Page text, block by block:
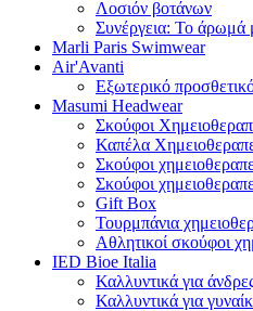
Λοσιόν βοτάνων
Συνέργεια: Το άρωμά
Marli Paris Swimwear
Air'Avanti
Εξωτερικό
Masumi Headwear
Σκούφοι
Καπέλα
Σκούφοι
Σκούφοι
Gift Box
Τουρμπάνια
Αθλητικοί σκούφοι
IED Bioe Italia
Καλλυντικά για
Καλλυντικά για